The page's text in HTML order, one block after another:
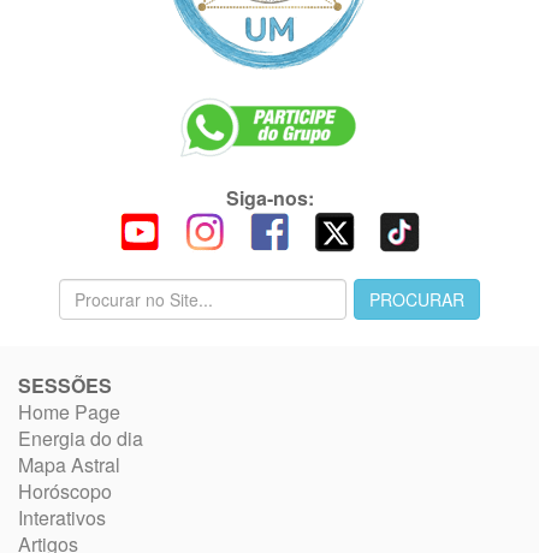
Siga-nos:
SESSÕES
Home Page
Energia do dia
Mapa Astral
Horóscopo
Interativos
Artigos